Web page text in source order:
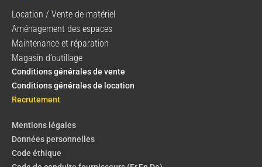
Location / Vente de matériel
Aménagement des espaces
Maintenance et réparation
Magasin d’outillage
Conditions générales de vente
Conditions générales de location
Recrutement
Mentions légales
Données personnelles
Code éthique